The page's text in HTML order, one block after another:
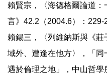
賴賢宗，〈海德格爾論道
言》42.2（2004.6）：229-
賴錫三，〈列維納斯與《
域外、遭逢在他方〉，「
遇於倫理之地」，中山哲學